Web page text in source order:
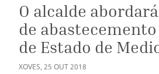
O alcalde
de
de Estado de
XOVES,25 OUT2018